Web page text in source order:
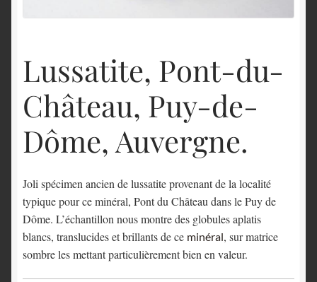
Lussatite, Pont-du-
Château, Puy-de-
Dôme, Auvergne.
Joli spécimen ancien de lussatite provenant de la localité
typique pour ce minéral, Pont du Château dans le Puy de
Dôme. L’échantillon nous montre des globules aplatis
blancs, translucides et brillants de ce minéral, sur matrice
sombre les mettant particulièrement bien en valeur.